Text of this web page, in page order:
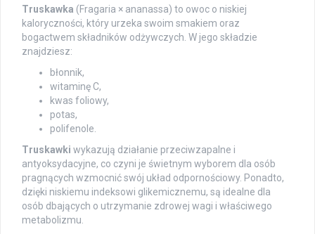
Truskawka (Fragaria × ananassa) to owoc o niskiej
kaloryczności, który urzeka swoim smakiem oraz
bogactwem składników odżywczych. W jego składzie
znajdziesz:
błonnik,
witaminę C,
kwas foliowy,
potas,
polifenole.
Truskawki wykazują działanie przeciwzapalne i
antyoksydacyjne, co czyni je świetnym wyborem dla osób
pragnących wzmocnić swój układ odpornościowy. Ponadto,
dzięki niskiemu indeksowi glikemicznemu, są idealne dla
osób dbających o utrzymanie zdrowej wagi i właściwego
metabolizmu.